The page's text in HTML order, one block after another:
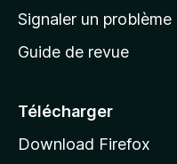
a
c
e
l
Signaler un problème
Guide de revue
Télécharger
Download Firefox